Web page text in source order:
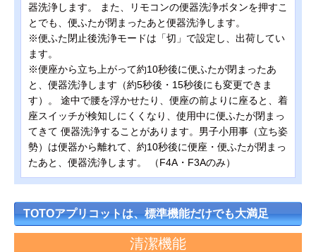
器洗浄します。 また、リモコンの便器洗浄ボタンを押すこ
とでも、便ふたが閉まったあと便器洗浄します。
※便ふた閉止後洗浄モードは「切」で設定し、出荷してい
ます。
※便座から立ち上がって約10秒後に便ふたが閉まったあ
と、便器洗浄します（約5秒後・15秒後にも変更できま
す）。 途中で腰を浮かせたり、便座の前よりに座ると、着
座スイッチが検知しにくくなり、使用中に便ふたが閉まっ
てきて 便器洗浄することがあります。男子小用事（立ち姿
勢）は便器から離れて、約10秒後に便座・便ふたが閉まっ
たあと、便器洗浄します。 （F4A・F3Aのみ）
TOTOアプリコットは、標準機能だけでも大満足
清潔機能